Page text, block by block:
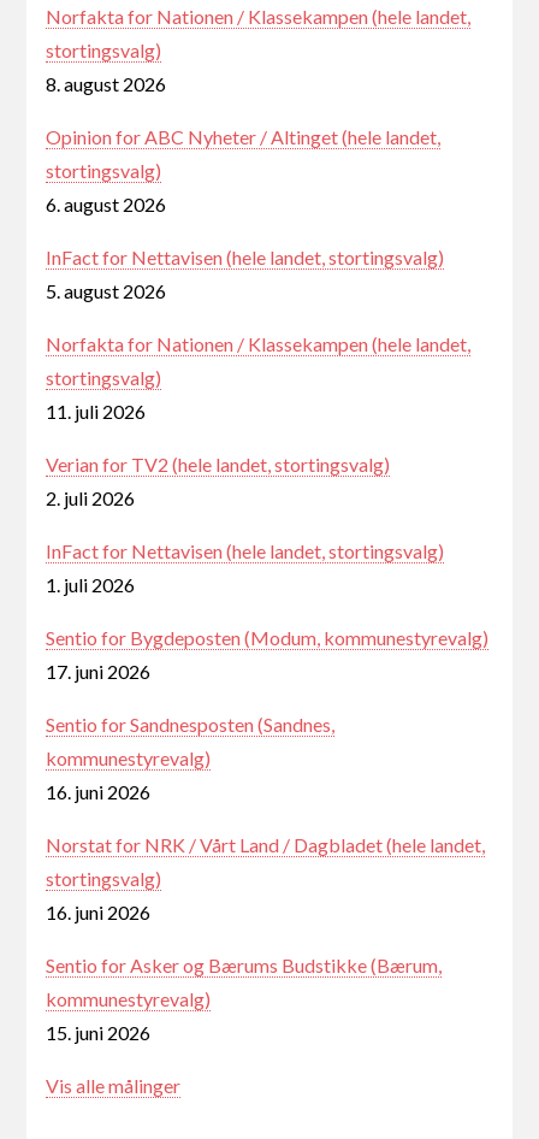
Norfakta for Nationen / Klassekampen (hele landet,
stortingsvalg)
8. august 2026
Opinion for ABC Nyheter / Altinget (hele landet,
stortingsvalg)
6. august 2026
InFact for Nettavisen (hele landet, stortingsvalg)
5. august 2026
Norfakta for Nationen / Klassekampen (hele landet,
stortingsvalg)
11. juli 2026
Verian for TV2 (hele landet, stortingsvalg)
2. juli 2026
InFact for Nettavisen (hele landet, stortingsvalg)
1. juli 2026
Sentio for Bygdeposten (Modum, kommunestyrevalg)
17. juni 2026
Sentio for Sandnesposten (Sandnes,
kommunestyrevalg)
16. juni 2026
Norstat for NRK / Vårt Land / Dagbladet (hele landet,
stortingsvalg)
16. juni 2026
Sentio for Asker og Bærums Budstikke (Bærum,
kommunestyrevalg)
15. juni 2026
Vis alle målinger